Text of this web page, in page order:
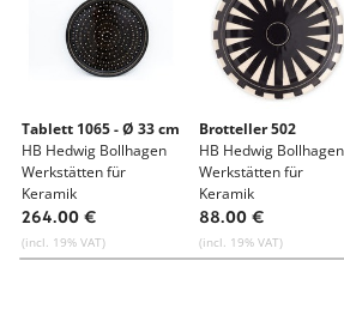
Tablett 1065 - Ø 33 cm
HB Hedwig Bollhagen
Werkstätten für
Keramik
264.00 €
(incl. 19% VAT)
Brotteller 502
HB Hedwig Bollhagen
Werkstätten für
Keramik
88.00 €
(incl. 19% VAT)